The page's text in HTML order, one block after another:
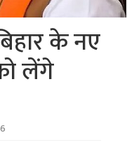
के नए
लेंगे